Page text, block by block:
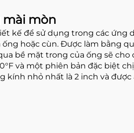
mài mòn
kế để sử dụng trong các
hoặc cùn. Được làm bằng
bề mặt trong của ống sẽ
và một phiên bản đặc biệt
kính nhỏ nhất là 2 inch và